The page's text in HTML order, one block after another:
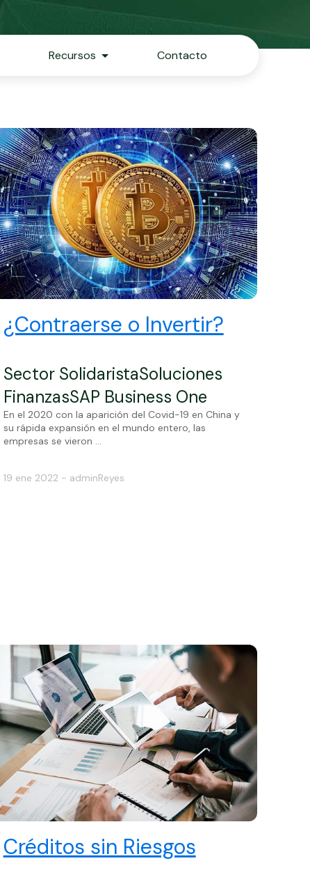
Recursos Contacto
¿Contraerse o Invertir?
Sector SolidaristaSoluciones
FinanzasSAP Business One
En el 2020 con la aparición del Covid-19 en China y
su rápida expansión en el mundo entero, las
empresas se vieron ...
19 ene 2022 - adminReyes
Créditos sin Riesgos